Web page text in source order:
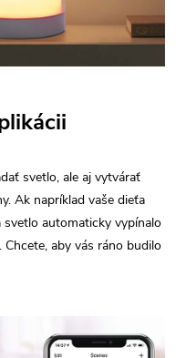
svetlo, ale aj vytvárať
Ak napríklad vaše dieťa
svetlo automaticky vypínalo
aby vás ráno budilo